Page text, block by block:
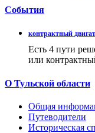
События
контрактный
Есть 4 пути
или
О Тульской области
Общая
Путеводители
Историческая